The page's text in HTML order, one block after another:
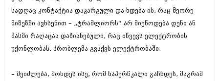
ოქტომბერი 2017 (231)
აგვისტო 2017 (212)
ივლისი 2017 (233)
ივნისი 2017 (265)
მარტი 2017 (212)
სადღაც კონტაქტია დაკარგული და ხდება ის, რაც მეორე
მიზეზში ავხსენით – „ტრამლიორს“ არ მიეწოდება დენი ან
მასში რაღაცაა დაზიანებული, რაც იწვევს ელექტრობის
უქონლობას. პრობლემა გვაქვს ელექტრობაში.
– შეიძლება, მოხდეს ისე, რომ ნაპერწკალი გაჩნდეს, მაგრამ